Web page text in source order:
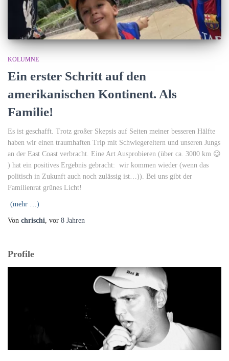
KOLUMNE
Ein erster Schritt auf den
amerikanischen Kontinent. Als
Familie!
Es ist geschafft. Trotz großer Skepsis auf Seiten meiner besseren Hälfte
haben wir einen traumhaften Trip mit Schwiegereltern und unseren Jungs
an der East Coast verbracht. Eine Art Ausprobieren (über ca. 3000 km 😉
) hat ein positives Ergebnis gebracht: wir kommen wieder (wenn das
politisch in Zukunft auch noch zulässig ist…)). Bei uns gibt der
Familienrat grünes Licht!
(mehr …)
Von chrischi , vor 8 Jahren
Profile